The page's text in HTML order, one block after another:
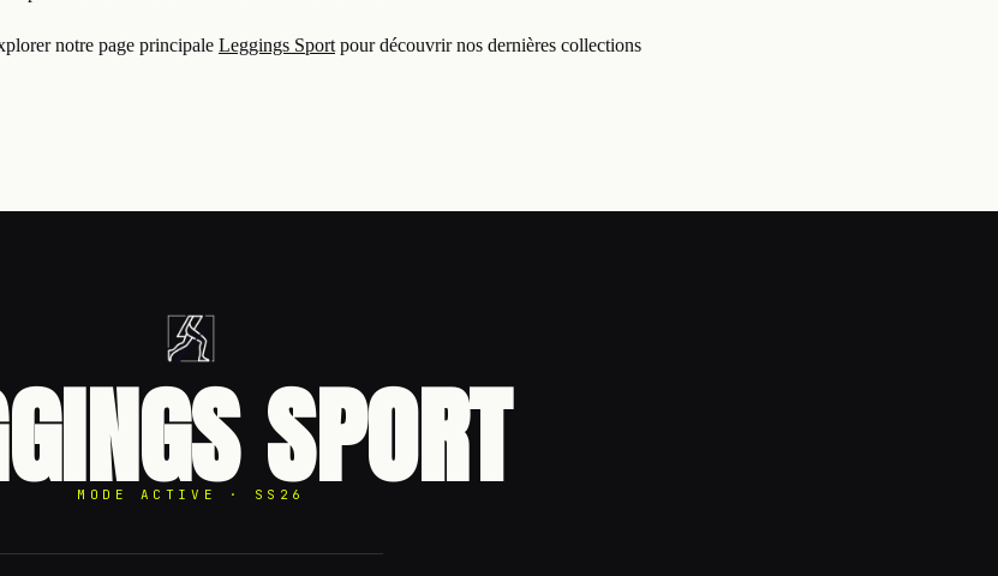
notre page principale Leggings Sport pour découvrir nos dernières collections
SPORT
MODE ACTIVE · SS26